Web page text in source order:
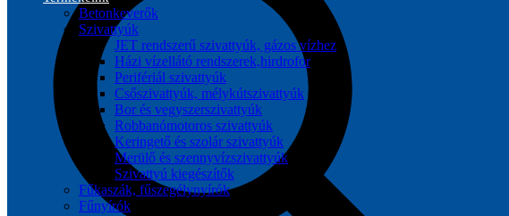
Betonkeverők
Szivattyúk
JET rendszerű szivattyúk, gázos vízhez
Házi vízellátó rendszerek,hirdrofor
Perifériál szivattyúk
Csőszivattyúk, mélykútszivattyúk
Bor és vegyszerszivattyúk
Robbanómotoros szivattyúk
Keringető és szolár szivattyúk
Merülő és szennyvízszivattyúk
Szivattyú kiegészítők
Fűkaszák, fűszegélynyírók
Fűnyírók